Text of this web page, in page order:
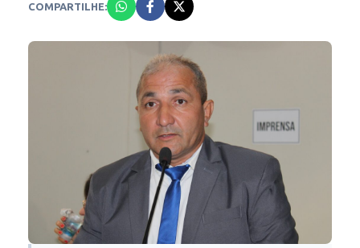
COMPARTILHE: